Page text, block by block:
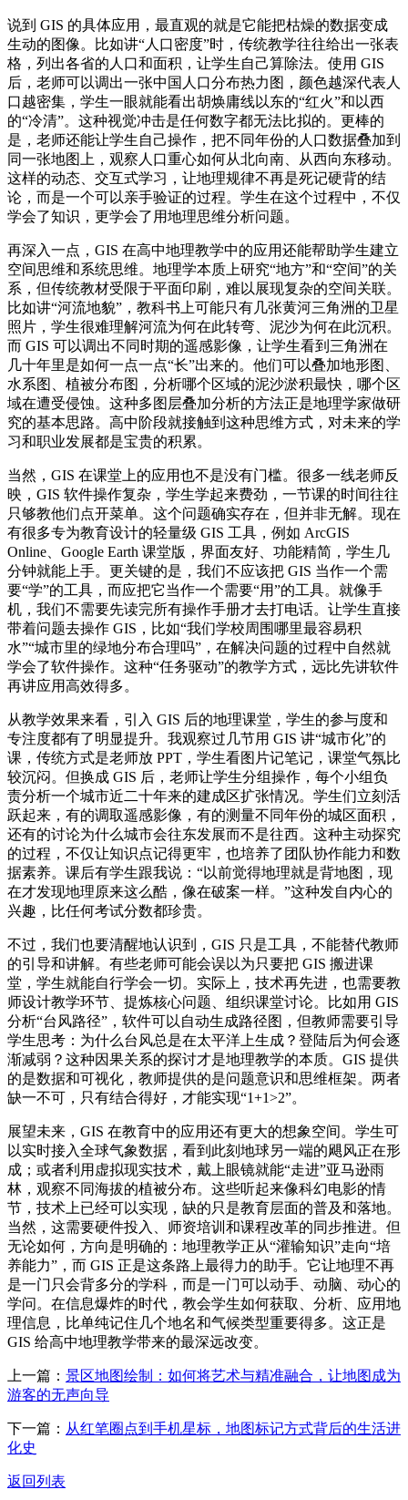
说到 GIS 的具体应用，最直观的就是它能把枯燥的数据变成
生动的图像。比如讲“人口密度”时，传统教学往往给出一张表
格，列出各省的人口和面积，让学生自己算除法。使用 GIS
后，老师可以调出一张中国人口分布热力图，颜色越深代表人
口越密集，学生一眼就能看出胡焕庸线以东的“红火”和以西
的“冷清”。这种视觉冲击是任何数字都无法比拟的。更棒的
是，老师还能让学生自己操作，把不同年份的人口数据叠加到
同一张地图上，观察人口重心如何从北向南、从西向东移动。
这样的动态、交互式学习，让地理规律不再是死记硬背的结
论，而是一个可以亲手验证的过程。学生在这个过程中，不仅
学会了知识，更学会了用地理思维分析问题。
再深入一点，GIS 在高中地理教学中的应用还能帮助学生建立
空间思维和系统思维。地理学本质上研究“地方”和“空间”的关
系，但传统教材受限于平面印刷，难以展现复杂的空间关联。
比如讲“河流地貌”，教科书上可能只有几张黄河三角洲的卫星
照片，学生很难理解河流为何在此转弯、泥沙为何在此沉积。
而 GIS 可以调出不同时期的遥感影像，让学生看到三角洲在
几十年里是如何一点一点“长”出来的。他们可以叠加地形图、
水系图、植被分布图，分析哪个区域的泥沙淤积最快，哪个区
域在遭受侵蚀。这种多图层叠加分析的方法正是地理学家做研
究的基本思路。高中阶段就接触到这种思维方式，对未来的学
习和职业发展都是宝贵的积累。
当然，GIS 在课堂上的应用也不是没有门槛。很多一线老师反
映，GIS 软件操作复杂，学生学起来费劲，一节课的时间往往
只够教他们点开菜单。这个问题确实存在，但并非无解。现在
有很多专为教育设计的轻量级 GIS 工具，例如 ArcGIS
Online、Google Earth 课堂版，界面友好、功能精简，学生几
分钟就能上手。更关键的是，我们不应该把 GIS 当作一个需
要“学”的工具，而应把它当作一个需要“用”的工具。就像手
机，我们不需要先读完所有操作手册才去打电话。让学生直接
带着问题去操作 GIS，比如“我们学校周围哪里最容易积
水”“城市里的绿地分布合理吗”，在解决问题的过程中自然就
学会了软件操作。这种“任务驱动”的教学方式，远比先讲软件
再讲应用高效得多。
从教学效果来看，引入 GIS 后的地理课堂，学生的参与度和
专注度都有了明显提升。我观察过几节用 GIS 讲“城市化”的
课，传统方式是老师放 PPT，学生看图片记笔记，课堂气氛比
较沉闷。但换成 GIS 后，老师让学生分组操作，每个小组负
责分析一个城市近二十年来的建成区扩张情况。学生们立刻活
跃起来，有的调取遥感影像，有的测量不同年份的城区面积，
还有的讨论为什么城市会往东发展而不是往西。这种主动探究
的过程，不仅让知识点记得更牢，也培养了团队协作能力和数
据素养。课后有学生跟我说：“以前觉得地理就是背地图，现
在才发现地理原来这么酷，像在破案一样。”这种发自内心的
兴趣，比任何考试分数都珍贵。
不过，我们也要清醒地认识到，GIS 只是工具，不能替代教师
的引导和讲解。有些老师可能会误以为只要把 GIS 搬进课
堂，学生就能自行学会一切。实际上，技术再先进，也需要教
师设计教学环节、提炼核心问题、组织课堂讨论。比如用 GIS
分析“台风路径”，软件可以自动生成路径图，但教师需要引导
学生思考：为什么台风总是在太平洋上生成？登陆后为何会逐
渐减弱？这种因果关系的探讨才是地理教学的本质。GIS 提供
的是数据和可视化，教师提供的是问题意识和思维框架。两者
缺一不可，只有结合得好，才能实现“1+1>2”。
展望未来，GIS 在教育中的应用还有更大的想象空间。学生可
以实时接入全球气象数据，看到此刻地球另一端的飓风正在形
成；或者利用虚拟现实技术，戴上眼镜就能“走进”亚马逊雨
林，观察不同海拔的植被分布。这些听起来像科幻电影的情
节，技术上已经可以实现，缺的只是教育层面的普及和落地。
当然，这需要硬件投入、师资培训和课程改革的同步推进。但
无论如何，方向是明确的：地理教学正从“灌输知识”走向“培
养能力”，而 GIS 正是这条路上最得力的助手。它让地理不再
是一门只会背多分的学科，而是一门可以动手、动脑、动心的
学问。在信息爆炸的时代，教会学生如何获取、分析、应用地
理信息，比单纯记住几个地名和气候类型重要得多。这正是
GIS 给高中地理教学带来的最深远改变。
上一篇： 景区地图绘制：如何将艺术与精准融合，让地图成为
游客的无声向导
下一篇： 从红笔圈点到手机星标，地图标记方式背后的生活进
化史
返回列表